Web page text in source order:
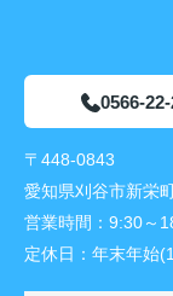
0566-
〒448-0843
愛知県刈谷市新栄
営業時間： 9:30～
定休日： 年末年始